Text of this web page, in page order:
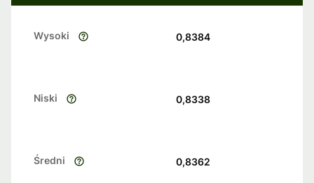
Wysoki 0,8384
Niski 0,8338
Średni 0,8362